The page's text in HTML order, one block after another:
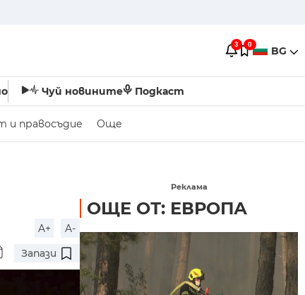
3 0 BG
Чуй новините Подкаст
и правосъдие Още
A+
A-
Запази
Реклама
ОЩЕ ОТ: ЕВРОПА